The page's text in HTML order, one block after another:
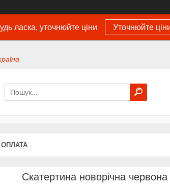
ласка, уточнюйте ціни Уточнюйте
Скатертина новорічна